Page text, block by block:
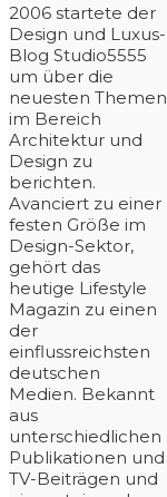
2006 startete der
Design und Luxus-
Blog Studio5555
um über die
neuesten Themen
im Bereich
Architektur und
Design zu
berichten.
Avanciert zu einer
festen Größe im
Design-Sektor,
gehört das
heutige Lifestyle
Magazin zu einen
der
einflussreichsten
deutschen
Medien. Bekannt
aus
unterschiedlichen
Publikationen und
TV-Beiträgen und